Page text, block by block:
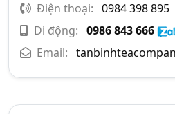
Điện thoại: 0984 398 895
Di động: 0986 843 666
Email: